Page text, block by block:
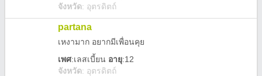
จังหวัด: อุตรดิตถ์
partana
เหงามาก อยากมีเพื่่อนคุย
เพศ:เลสเบี้ยน อายุ:12
จังหวัด: อุตรดิตถ์